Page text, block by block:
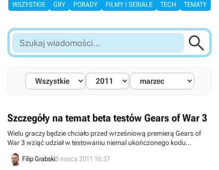
WSZYSTKIE GRY PORADY FILMY I SERIALE TECH TEMATY
Szukaj
wiadomości...

Szczegóły na temat beta testów Gears of War 3
Wielu graczy będzie chciało przed wrześniową premierą Gears of
War 3 wziąć udział w testowaniu niemal ukończonego kodu
siecowego za sprawą otwartych beta testów. Jakiś czas temu
informowaliśmy, że beta rozpocznie się w połowie kwietnia i że na
Filip Grabski5 marca 2011 16:37